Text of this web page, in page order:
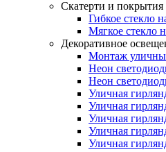
Скатерти и
Гибкое стекло
Мягкое стекло
Декоративное
Монтаж
Неон
Неон
Уличная
Уличная
Уличная
Уличная
Уличная